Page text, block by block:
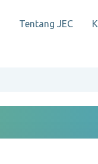
Tentang JEC